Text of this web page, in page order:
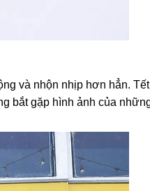
và nhộn nhịp hơn hẳn.
bắt gặp hình ảnh của